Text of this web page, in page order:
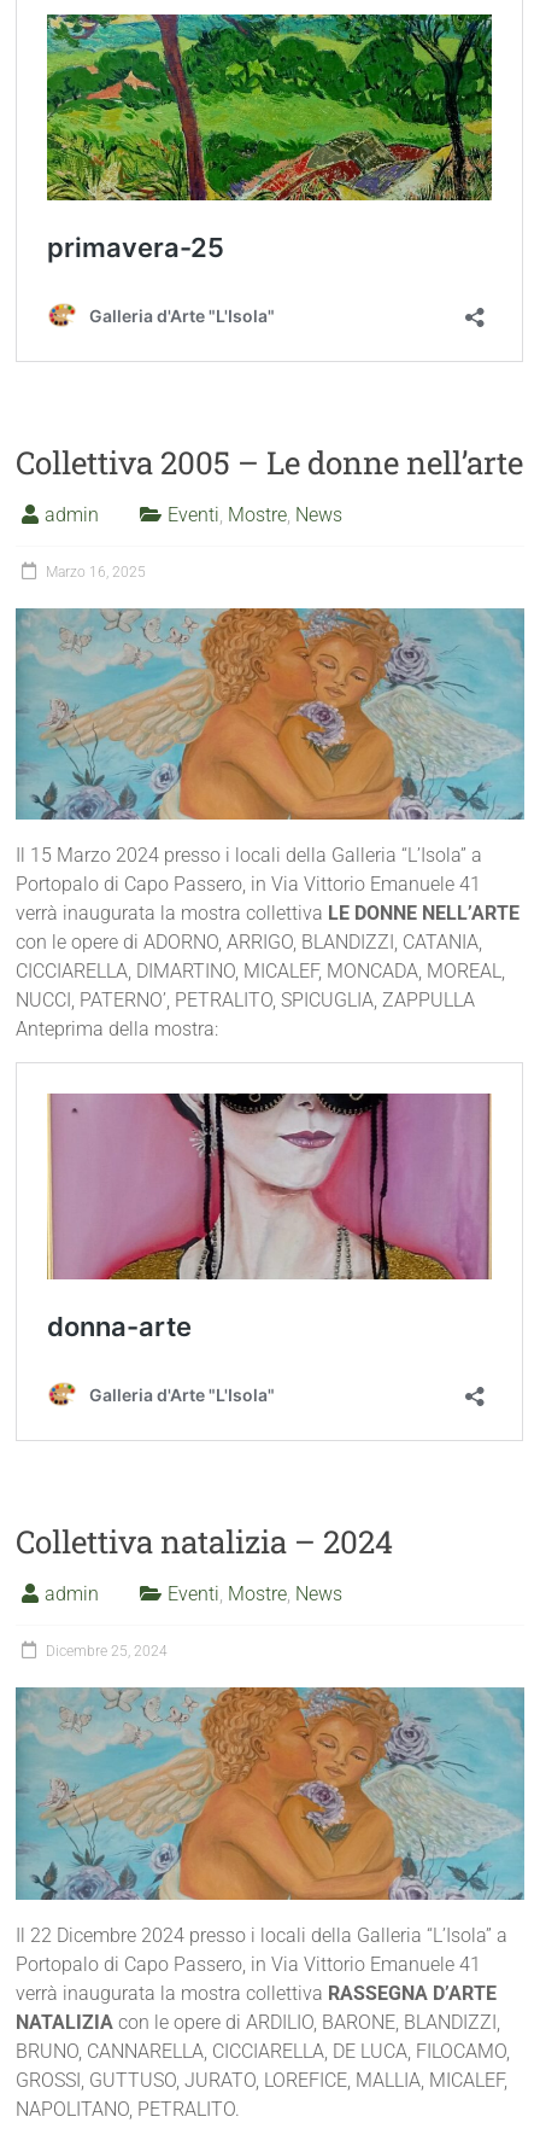
Collettiva 2005 – Le donne nell’arte
admin Eventi, Mostre, News
Marzo 16, 2025
Il 15 Marzo 2024 presso i locali della Galleria “L’Isola” a
Portopalo di Capo Passero, in Via Vittorio Emanuele 41
verrà inaugurata la mostra collettiva LE DONNE NELL’ARTE
con le opere di ADORNO, ARRIGO, BLANDIZZI, CATANIA,
CICCIARELLA, DIMARTINO, MICALEF, MONCADA, MOREAL,
NUCCI, PATERNO’, PETRALITO, SPICUGLIA, ZAPPULLA
Anteprima della mostra:
Collettiva natalizia – 2024
admin Eventi, Mostre, News
Dicembre 25, 2024
Il 22 Dicembre 2024 presso i locali della Galleria “L’Isola” a
Portopalo di Capo Passero, in Via Vittorio Emanuele 41
verrà inaugurata la mostra collettiva RASSEGNA D’ARTE
NATALIZIA con le opere di ARDILIO, BARONE, BLANDIZZI,
BRUNO, CANNARELLA, CICCIARELLA, DE LUCA, FILOCAMO,
GROSSI, GUTTUSO, JURATO, LOREFICE, MALLIA, MICALEF,
NAPOLITANO, PETRALITO.